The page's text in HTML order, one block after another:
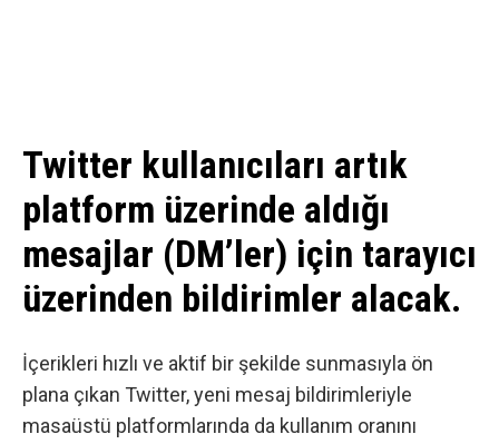
Twitter kullanıcıları artık
platform üzerinde aldığı
mesajlar (DM’ler) için tarayıcı
üzerinden bildirimler alacak.
İçerikleri hızlı ve aktif bir şekilde sunmasıyla ön
plana çıkan Twitter, yeni mesaj bildirimleriyle
masaüstü platformlarında da kullanım oranını